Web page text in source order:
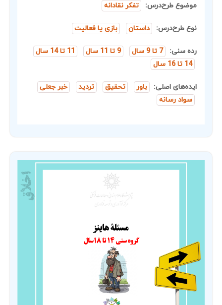
موضوع طرح‌درس: تفکر نقادانه
نوع طرح‌درس: داستان بازی یا فعالیت
رده سنی: 7 تا 9 سال 9 تا 11 سال
11 تا 14 سال
14 تا 16 سال
ایده‌های اصلی: باور تحقیق تردید
خبر جعلی
سواد رسانه